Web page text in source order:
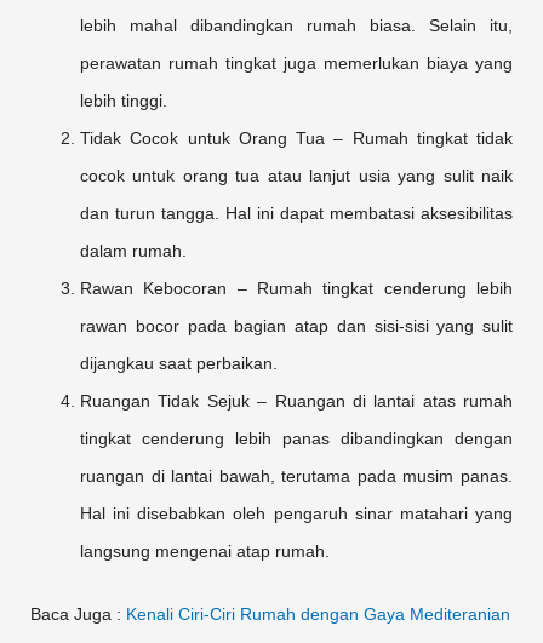
lebih mahal dibandingkan rumah biasa. Selain itu,
perawatan rumah tingkat juga memerlukan biaya yang
lebih tinggi.
Tidak Cocok untuk Orang Tua – Rumah tingkat tidak
cocok untuk orang tua atau lanjut usia yang sulit naik
dan turun tangga. Hal ini dapat membatasi aksesibilitas
dalam rumah.
Rawan Kebocoran – Rumah tingkat cenderung lebih
rawan bocor pada bagian atap dan sisi-sisi yang sulit
dijangkau saat perbaikan.
Ruangan Tidak Sejuk – Ruangan di lantai atas rumah
tingkat cenderung lebih panas dibandingkan dengan
ruangan di lantai bawah, terutama pada musim panas.
Hal ini disebabkan oleh pengaruh sinar matahari yang
langsung mengenai atap rumah.
Baca Juga : Kenali Ciri-Ciri Rumah dengan Gaya Mediteranian